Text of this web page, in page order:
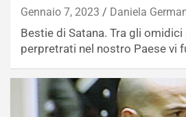
Gennaio 7, 2023 Daniela
Bestie di Satana. Tra gli omidici
perpretrati nel nostro Paese vi